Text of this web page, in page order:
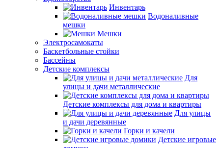
Инвентарь
Водоналивные
мешки
Мешки
Электросамокаты
Баскетбольные стойки
Бассейны
Детские комплексы
Для
улицы и дачи металлические
Детские комплексы для дома и квартиры
Для улицы
и дачи деревянные
Горки и качели
Детские игровые